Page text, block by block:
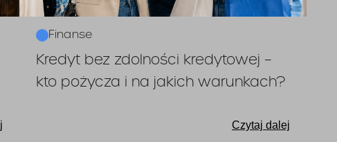
(trzystu
okresy kredytowania, o ile
Kredytodawca nie wypowie
Kredytowej Netcredit albo
Finanse
Kredyt bez zdolności kredytowej –
kto pożycza i na jakich warunkach?
Czytaj dalej